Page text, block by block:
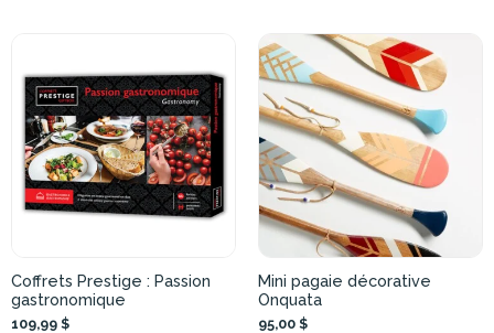
Coffrets Prestige : Passion
gastronomique
109,99 $
Mini pagaie décorative
Onquata
95,00 $